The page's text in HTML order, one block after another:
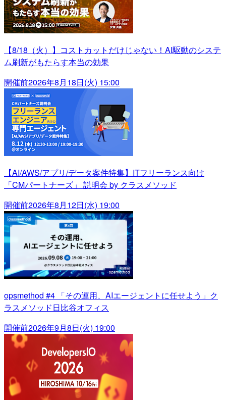
【8/18（火）】コストカットだけじゃない！AI駆動のシステ
ム刷新がもたらす本当の効果
開催前2026年8月18日(火) 15:00
【AI/AWS/アプリ/データ案件特集】ITフリーランス向け
「CMパートナーズ」 説明会 by クラスメソッド
開催前2026年8月12日(水) 19:00
opsmethod #4 「その運用、AIエージェントに任せよう」ク
ラスメソッド日比谷オフィス
開催前2026年9月8日(火) 19:00